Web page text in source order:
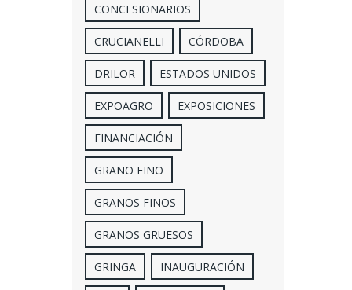
CONCESIONARIOS
CRUCIANELLI CÓRDOBA
DRILOR ESTADOS UNIDOS
EXPOAGRO EXPOSICIONES
FINANCIACIÓN
GRANO FINO
GRANOS FINOS
GRANOS GRUESOS
GRINGA INAUGURACIÓN